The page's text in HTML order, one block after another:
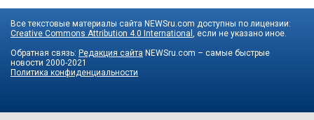
Все текстовые материалы сайта NEWSru.com доступны по лицензии:
Creative Commons Attribution 4.0 International , если не указано иное.
Обратная связь: Редакция сайта NEWSru.com – самые быстрые
новости 2000-2021
Политика конфиденциальности